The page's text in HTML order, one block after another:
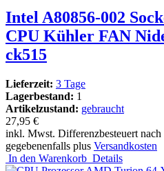
Intel A80856-002
CPU Kühler FAN
ck515
Lieferzeit: 3 Tage
Lagerbestand: 1
Artikelzustand: gebraucht
27,95 €
inkl. Mwst. Differenzbesteuert nach
gegebenenfalls plus Versandkosten
In den Warenkorb Details